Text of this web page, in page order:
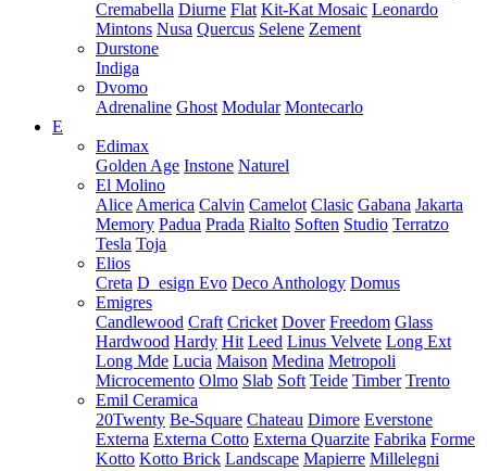
Cremabella Diurne Flat Kit-Kat Mosaic Leonardo
Mintons Nusa Quercus Selene Zement
Durstone
Indiga
Dvomo
Adrenaline Ghost Modular Montecarlo
E
Edimax
Golden Age Instone Naturel
El Molino
Alice America Calvin Camelot Clasic Gabana Jakarta
Memory Padua Prada Rialto Soften Studio Terratzo
Tesla Toja
Elios
Creta D_esign Evo Deco Anthology Domus
Emigres
Candlewood Craft Cricket Dover Freedom Glass
Hardwood Hardy Hit Leed Linus Velvete Long Ext
Long Mde Lucia Maison Medina Metropoli
Microcemento Olmo Slab Soft Teide Timber Trento
Emil Ceramica
20Twenty Be-Square Chateau Dimore Everstone
Externa Externa Cotto Externa Quarzite Fabrika Forme
Kotto Kotto Brick Landscape Mapierre Millelegni